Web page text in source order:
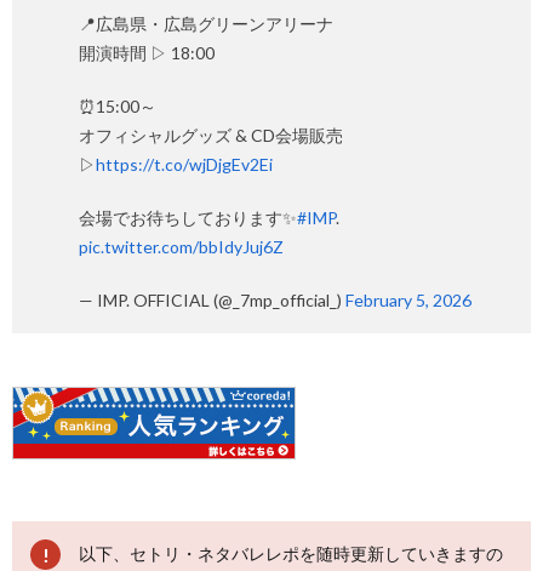
📍広島県・広島グリーンアリーナ
開演時間 ▷ 18:00
⏰15:00～
オフィシャルグッズ & CD会場販売
▷https://t.co/wjDjgEv2Ei
会場でお待ちしております✨#IMP.
pic.twitter.com/bbIdyJuj6Z
— IMP. OFFICIAL (@_7mp_official_) February 5, 2026
以下、セトリ・ネタバレレポを随時更新していきますの